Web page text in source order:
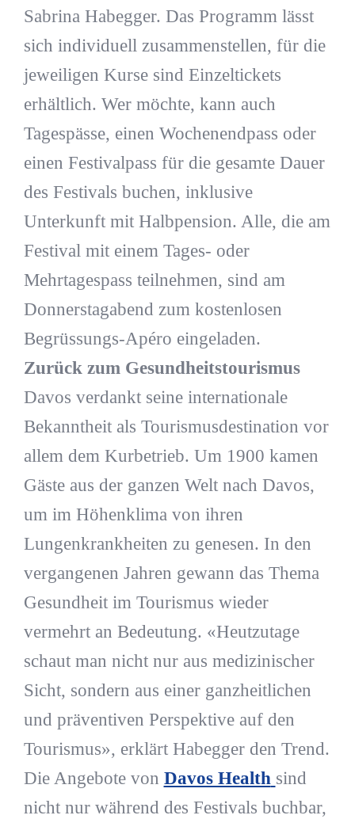
Sabrina Habegger. Das Programm lässt
sich individuell zusammenstellen, für die
jeweiligen Kurse sind Einzeltickets
erhältlich. Wer möchte, kann auch
Tagespässe, einen Wochenendpass oder
einen Festivalpass für die gesamte Dauer
des Festivals buchen, inklusive
Unterkunft mit Halbpension. Alle, die am
Festival mit einem Tages- oder
Mehrtagespass teilnehmen, sind am
Donnerstagabend zum kostenlosen
Begrüssungs-Apéro eingeladen.
Zurück zum Gesundheitstourismus
Davos verdankt seine internationale
Bekanntheit als Tourismusdestination vor
allem dem Kurbetrieb. Um 1900 kamen
Gäste aus der ganzen Welt nach Davos,
um im Höhenklima von ihren
Lungenkrankheiten zu genesen. In den
vergangenen Jahren gewann das Thema
Gesundheit im Tourismus wieder
vermehrt an Bedeutung. «Heutzutage
schaut man nicht nur aus medizinischer
Sicht, sondern aus einer ganzheitlichen
und präventiven Perspektive auf den
Tourismus», erklärt Habegger den Trend.
Die Angebote von Davos Health sind
nicht nur während des Festivals buchbar,